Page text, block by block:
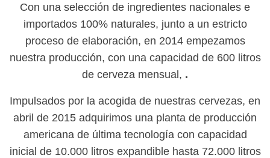
Con una selección de ingredientes nacionales e
importados 100% naturales, junto a un estricto
proceso de elaboración, en 2014 empezamos
nuestra producción, con una capacidad de 600 litros
de cerveza mensual, .
Impulsados por la acogida de nuestras cervezas, en
abril de 2015 adquirimos una planta de producción
americana de última tecnología con capacidad
inicial de 10.000 litros expandible hasta 72.000 litros